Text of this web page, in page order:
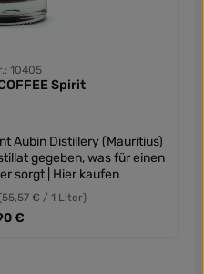
10405
Spirit
Aubin Distillery (Mauritius)
gegeben, was für einen
sorgt | Hier kaufen
(55,57 € / 1 Liter)
Preis:
€